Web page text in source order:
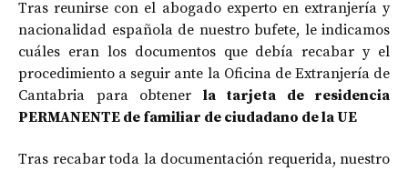
Tras reunirse con el abogado experto en extranjería y
nacionalidad española de nuestro bufete, le indicamos
cuáles eran los documentos que debía recabar y el
procedimiento a seguir ante la Oficina de Extranjería de
Cantabria para obtener la tarjeta de residencia
PERMANENTE de familiar de ciudadano de la UE
Tras recabar toda la documentación requerida, nuestro